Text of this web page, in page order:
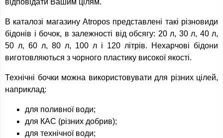
відповідати Вашим цілям.
В каталозі магазину Atropos представлені такі різновиди
бідонів і бочок, в залежності від обсягу: 20 л, 30 л, 40 л,
50 л, 60 л, 80 л, 100 л і 120 літрів. Нехарчові бідони
виготовляються з чорного пластику високої якості.
Технічні бочки можна використовувати для різних цілей,
наприклад:
для поливної води;
для КАС (різних добрив);
для технічної води;